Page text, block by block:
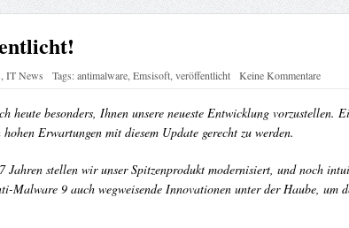
,IT News Tags:antimalware,Emsisoft,veröffentlicht Keine Kommentare
heute besonders, Ihnen unsere neueste Entwicklung
Erwartungen mit diesem Update gerecht zu werden.
stellen wir unser Spitzenprodukt modernisiert, und noch
Malware 9 auch wegweisende Innovationen unter der Haube, um